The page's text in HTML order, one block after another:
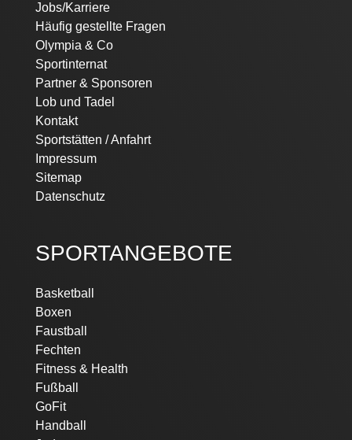
Jobs/Karriere
Häufig gestellte Fragen
Olympia & Co
Sportinternat
Partner & Sponsoren
Lob und Tadel
Kontakt
Sportstätten / Anfahrt
Impressum
Sitemap
Datenschutz
SPORTANGEBOTE
Navigation
überspringen
Basketball
Boxen
Faustball
Fechten
Fitness & Health
Fußball
GoFit
Handball